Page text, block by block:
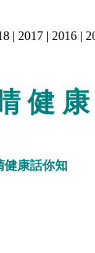
| 2017 | 2016 |
健 康
健康話你知